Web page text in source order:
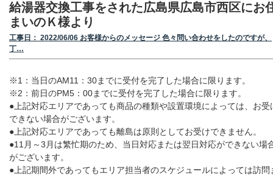
給湯器交換工事をされた広島県広島市西区にお
まいのＫ様より
工事日： 2022/06/06 お客様からのメッセージ 色々問い合わせをしたのですが、
丁…
※1：当日のAM11：30までに受付を完了した場合に限ります。
※2：前日のPM5：00までに受付を完了した場合に限ります。
●上記対応エリアであっても商品の種類や設置環境によっては、お受
できない場合がございます。
●上記対応エリアであっても離島は原則としてお受けできません。
●11月～3月は繁忙期のため、当日対応または翌日対応ができない場
がございます。
●上記期間外であってもエリア担当者のスケジュールによっては訪問